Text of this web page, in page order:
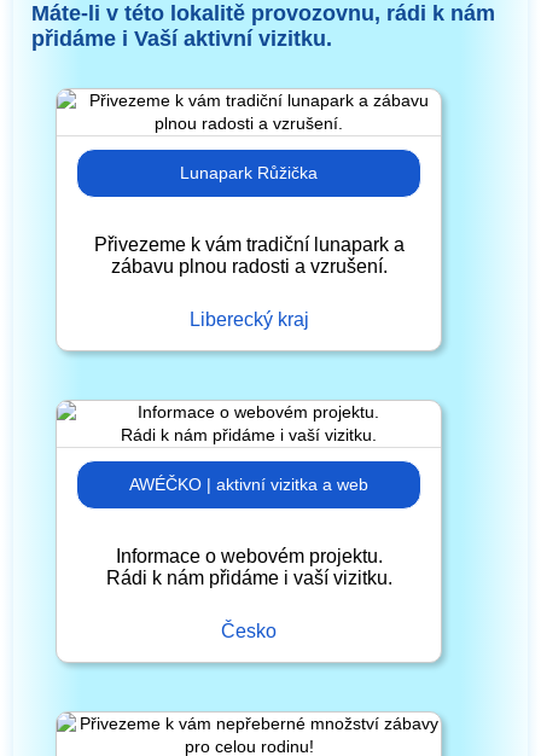
Máte-li v této lokalitě provozovnu, rádi k nám
přidáme i Vaší aktivní vizitku.
Lunapark Růžička
Přivezeme k vám tradiční lunapark a
zábavu plnou radosti a vzrušení.
Liberecký kraj
AWÉČKO | aktivní vizitka a web
Informace o webovém projektu.
Rádi k nám přidáme i vaší vizitku.
Česko